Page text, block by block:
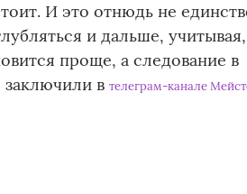
И это отнюдь не
и дальше,
проще, а следование в
в телеграм-канале